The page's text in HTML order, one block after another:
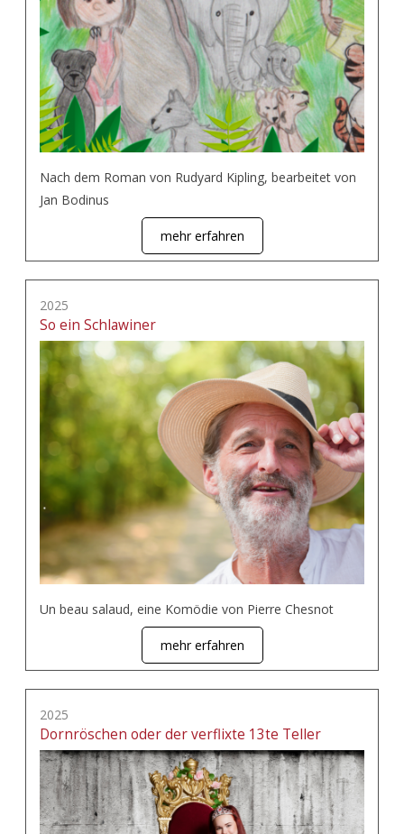
Nach dem Roman von Rudyard Kipling, bearbeitet von
Jan Bodinus
mehr erfahren
2025
So ein Schlawiner
Un beau salaud, eine Komödie von Pierre Chesnot
mehr erfahren
2025
Dornröschen oder der verflixte 13te Teller